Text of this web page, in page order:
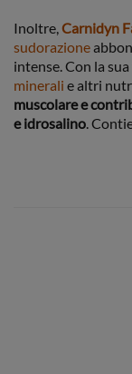
Inoltre,Carnidyn
sudorazione
intense. Con la
minerali e altri
muscolare e
e idrosalino.